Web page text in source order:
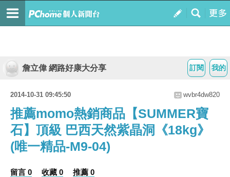
我的
訂閱
詹立偉 網路好康大分享
2014-10-31 09:45:50 wvbr4dw820
推薦momo熱銷商品【SUMMER寶
石】頂級 巴西天然紫晶洞《18kg》
(唯一精品-M9-04)
留言 0 收藏 0 推薦 0